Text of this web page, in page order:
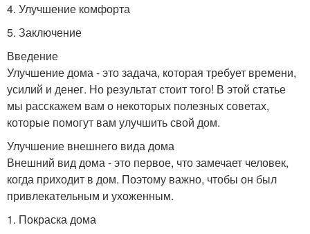
4. Улучшение комфорта
5. Заключение
Введение
Улучшение дома - это задача, которая требует времени,
усилий и денег. Но результат стоит того! В этой статье
мы расскажем вам о некоторых полезных советах,
которые помогут вам улучшить свой дом.
Улучшение внешнего вида дома
Внешний вид дома - это первое, что замечает человек,
когда приходит в дом. Поэтому важно, чтобы он был
привлекательным и ухоженным.
1. Покраска дома